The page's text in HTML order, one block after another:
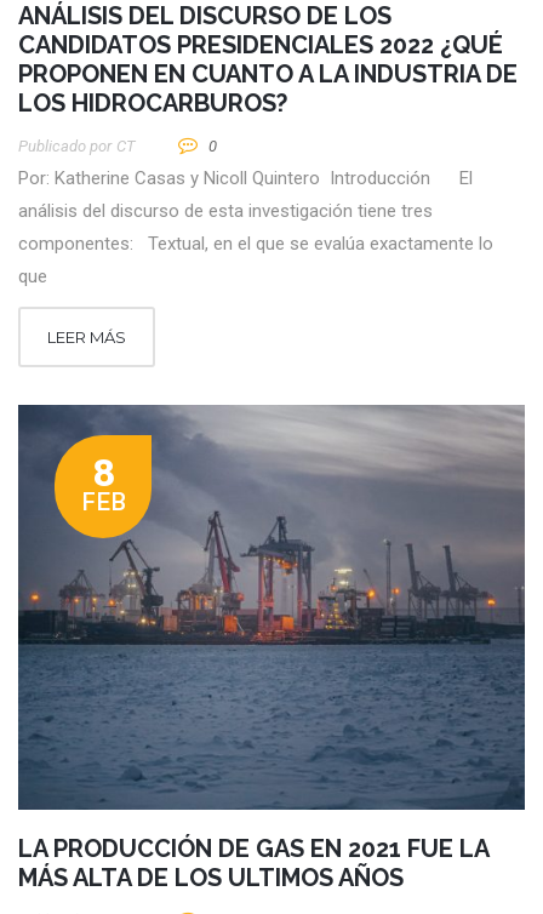
ANÁLISIS DEL DISCURSO DE LOS
CANDIDATOS PRESIDENCIALES 2022 ¿QUÉ
PROPONEN EN CUANTO A LA INDUSTRIA DE
LOS HIDROCARBUROS?
Publicado por CT 0
Por: Katherine Casas y Nicoll Quintero Introducción El
análisis del discurso de esta investigación tiene tres
componentes: Textual, en el que se evalúa exactamente lo
que
LEER MÁS
8
FEB
LA PRODUCCIÓN DE GAS EN 2021 FUE LA
MÁS ALTA DE LOS ULTIMOS AÑOS